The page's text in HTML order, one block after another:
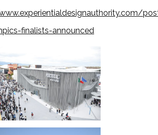
finalists-announced